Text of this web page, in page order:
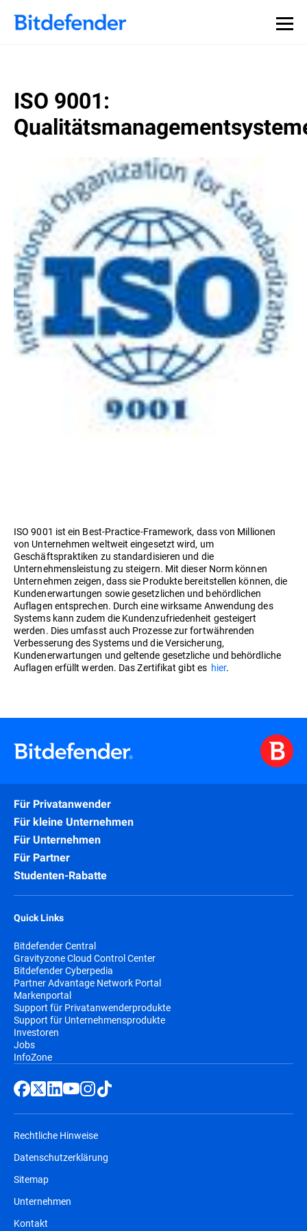
ISO 9001:
ISO 9001 ist ein Best-Practice-Framework, dass von Millionen
von Unternehmen weltweit eingesetzt wird, um
Geschäftspraktiken zu standardisieren und die
Unternehmensleistung zu steigern. Mit dieser Norm können
Unternehmen zeigen, dass sie Produkte bereitstellen können, die
Kundenerwartungen sowie gesetzlichen und behördlichen
Auflagen entsprechen. Durch eine wirksame Anwendung des
Systems kann zudem die Kundenzufriedenheit gesteigert
werden. Dies umfasst auch Prozesse zur fortwährenden
Verbesserung des Systems und die Versicherung,
Kundenerwartungen und geltende gesetzliche und behördliche
Auflagen erfüllt werden. Das Zertifikat gibt es hier.
Für Privatanwender
Für kleine Unternehmen
Für Unternehmen
Für Partner
Studenten-Rabatte
Quick Links
Bitdefender Central
Gravityzone Cloud Control Center
Bitdefender Cyberpedia
Partner Advantage Network Portal
Markenportal
Support für Privatanwenderprodukte
Support für Unternehmensprodukte
Investoren
Jobs
InfoZone
Rechtliche Hinweise
Datenschutzerklärung
Sitemap
Unternehmen
Kontakt